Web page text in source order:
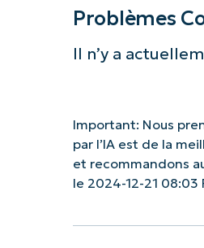
Problèmes
Il n’y a
Important: Nous
par l’IA est de la
et recommandons
le 2024-12-21 08:03